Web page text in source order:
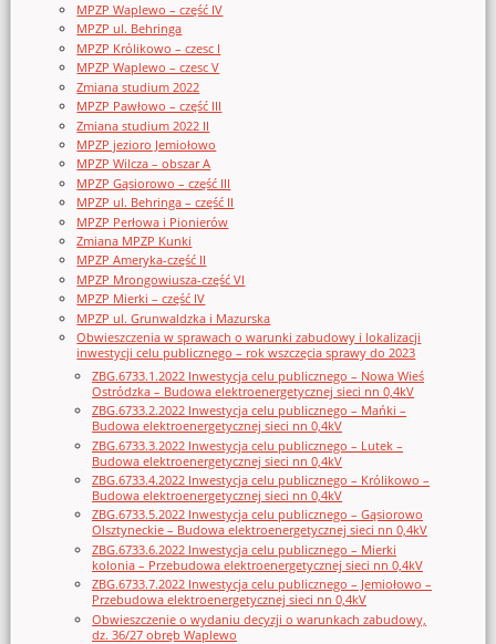
MPZP Waplewo – część IV
MPZP ul. Behringa
MPZP Królikowo – czesc I
MPZP Waplewo – czesc V
Zmiana studium 2022
MPZP Pawłowo – część III
Zmiana studium 2022 II
MPZP jezioro Jemiołowo
MPZP Wilcza – obszar A
MPZP Gąsiorowo – część III
MPZP ul. Behringa – część II
MPZP Perłowa i Pionierów
Zmiana MPZP Kunki
MPZP Ameryka-część II
MPZP Mrongowiusza-część VI
MPZP Mierki – część IV
MPZP ul. Grunwaldzka i Mazurska
Obwieszczenia w sprawach o warunki zabudowy i lokalizacji
inwestycji celu publicznego – rok wszczęcia sprawy do 2023
ZBG.6733.1.2022 Inwestycja celu publicznego – Nowa Wieś
Ostródzka – Budowa elektroenergetycznej sieci nn 0,4kV
ZBG.6733.2.2022 Inwestycja celu publicznego – Mańki –
Budowa elektroenergetycznej sieci nn 0,4kV
ZBG.6733.3.2022 Inwestycja celu publicznego – Lutek –
Budowa elektroenergetycznej sieci nn 0,4kV
ZBG.6733.4.2022 Inwestycja celu publicznego – Królikowo –
Budowa elektroenergetycznej sieci nn 0,4kV
ZBG.6733.5.2022 Inwestycja celu publicznego – Gąsiorowo
Olsztyneckie – Budowa elektroenergetycznej sieci nn 0,4kV
ZBG.6733.6.2022 Inwestycja celu publicznego – Mierki
kolonia – Przebudowa elektroenergetycznej sieci nn 0,4kV
ZBG.6733.7.2022 Inwestycja celu publicznego – Jemiołowo –
Przebudowa elektroenergetycznej sieci nn 0,4kV
Obwieszczenie o wydaniu decyzji o warunkach zabudowy,
dz. 36/27 obręb Waplewo